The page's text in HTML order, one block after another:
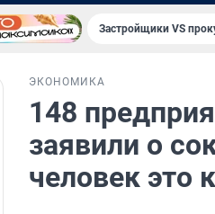
Застройщики VS
ЭКОНОМИКА
148
заявили о
человек это